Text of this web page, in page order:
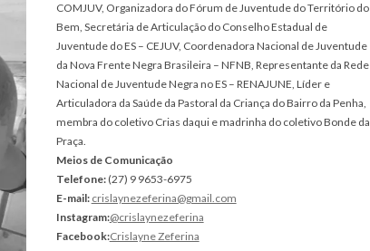
COMJUV, Organizadora do Fórum de Juventude do Território do
Bem, Secretária de Articulação do Conselho Estadual de
Juventude do ES – CEJUV, Coordenadora Nacional de Juventude
da Nova Frente Negra Brasileira – NFNB, Representante da Rede
Nacional de Juventude Negra no ES – RENAJUNE, Líder e
Articuladora da Saúde da Pastoral da Criança do Bairro da Penha,
membra do coletivo Crias daqui e madrinha do coletivo Bonde da
Praça.
Meios de Comunicação
Telefone: (27) 9 9653-6975
E-mail: crislaynezeferina@gmail.com
Instagram:@crislaynezeferina
Facebook:Crislayne Zeferina